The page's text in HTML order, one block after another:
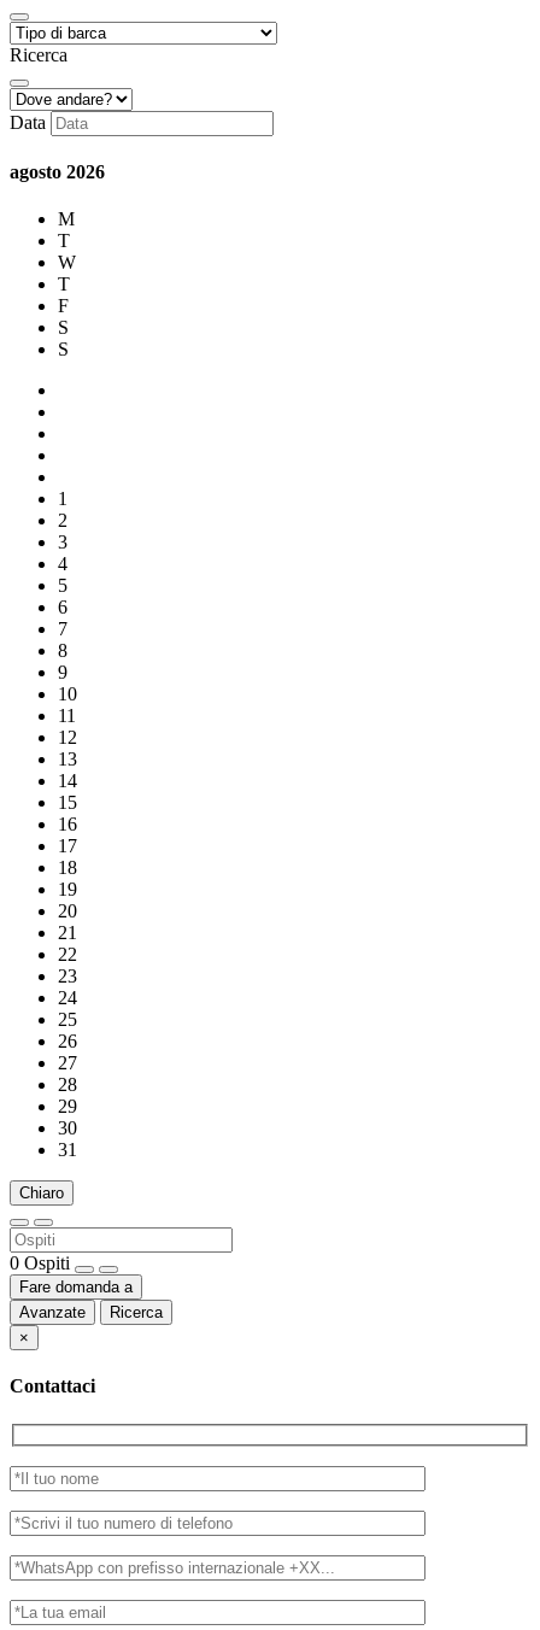
Ricerca
Data
agosto 2026
M
T
W
T
F
S
S
1
2
3
4
5
6
7
8
9
10
11
12
13
14
15
16
17
18
19
20
21
22
23
24
25
26
27
28
29
30
31
Chiaro
0 Ospiti
Fare domanda a
Avanzate
Ricerca
×
Contattaci